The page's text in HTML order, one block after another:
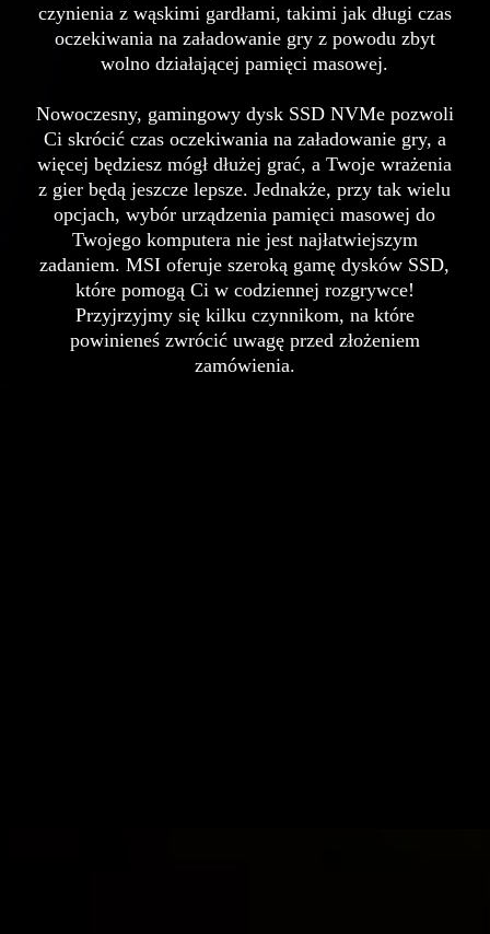
czynienia z wąskimi gardłami, takimi jak długi czas
oczekiwania na załadowanie gry z powodu zbyt
wolno działającej pamięci masowej.
Nowoczesny, gamingowy dysk SSD NVMe pozwoli
Ci skrócić czas oczekiwania na załadowanie gry, a
więcej będziesz mógł dłużej grać, a Twoje wrażenia
z gier będą jeszcze lepsze. Jednakże, przy tak wielu
opcjach, wybór urządzenia pamięci masowej do
Twojego komputera nie jest najłatwiejszym
zadaniem. MSI oferuje szeroką gamę dysków SSD,
które pomogą Ci w codziennej rozgrywce!
Przyjrzyjmy się kilku czynnikom, na które
powinieneś zwrócić uwagę przed złożeniem
zamówienia.